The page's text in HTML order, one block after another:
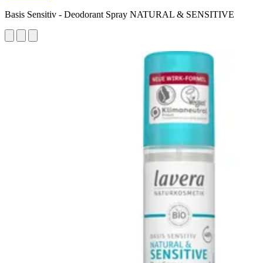
Basis Sensitiv - Deodorant Spray NATURAL & SENSITIVE